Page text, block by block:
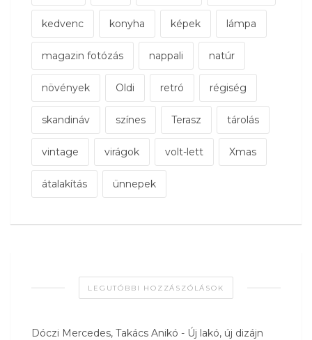
kedvenc konyha képek lámpa
magazin fotózás nappali natúr
növények Oldi retró régiség
skandináv színes Terasz tárolás
vintage virágok volt-lett Xmas
átalakítás ünnepek
LEGUTÓBBI HOZZÁSZÓLÁSOK
Dóczi Mercedes, Takács Anikó - Új lakó, új dizájn